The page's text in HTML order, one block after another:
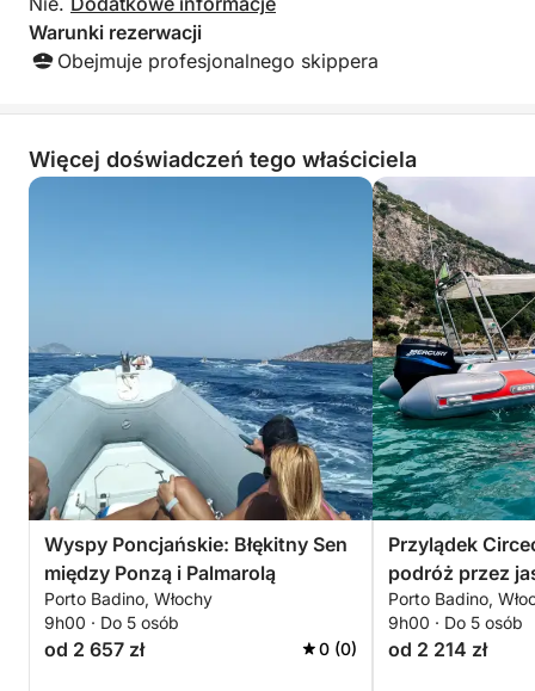
doświadczenie, idealne dla tych, którzy szukają
relaksu, przygody, historii i autentycznego piękna
wybrzeża Lacjum
Warunki rezerwacji
Obejmuje profesjonalnego skippera
Więcej doświadczeń tego właściciela
Wyspy Poncjańskie: Błękitny Sen
między Ponzą i Palmarolą
Porto Badino, Włochy
9h00 · Do 5 osób
od 2 657 zł 0 (0)
Przylądek
podróż przez
Porto Badino,
9h00 · Do 5 osób
od 2 214 zł